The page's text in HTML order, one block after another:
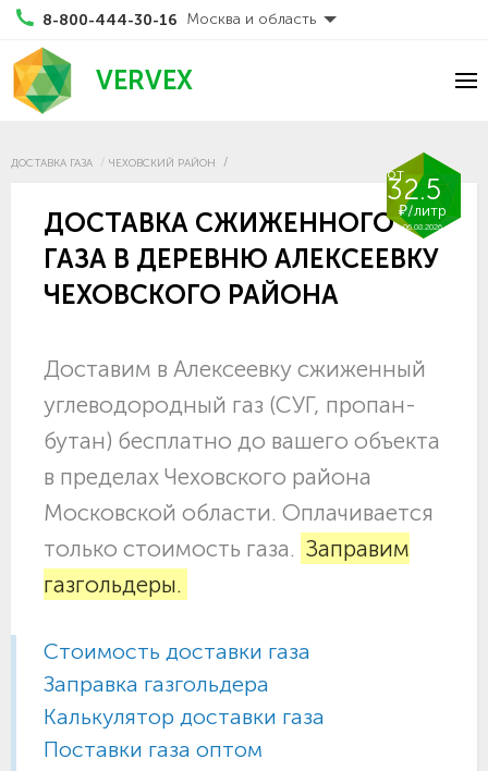
8-800-444-30-16 Москва и область
VERVEX
ДОСТАВКА ГАЗА ЧЕХОВСКИЙ РАЙОН
от
32.5
₽/литр
06.08.2026
ДОСТАВКА СЖИЖЕННОГО
ГАЗА В ДЕРЕВНЮ АЛЕКСЕЕВКУ
ЧЕХОВСКОГО РАЙОНА
Доставим в Алексеевку сжиженный
углеводородный газ (СУГ, пропан-
бутан) бесплатно до вашего объекта
в пределах Чеховского района
Московской области. Оплачивается
только стоимость газа. Заправим
газгольдеры.
Стоимость доставки газа
Заправка газгольдера
Калькулятор доставки газа
Поставки газа оптом